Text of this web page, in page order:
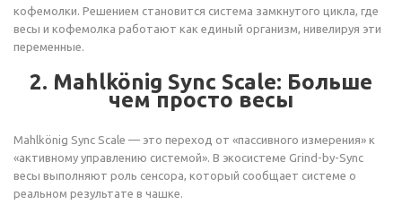
кофемолки. Решением становится система замкнутого цикла, где
весы и кофемолка работают как единый организм, нивелируя эти
переменные.
2. Mahlkönig Sync Scale: Больше
чем просто весы
Mahlkönig Sync Scale — это переход от «пассивного измерения» к
«активному управлению системой». В экосистеме Grind-by-Sync
весы выполняют роль сенсора, который сообщает системе о
реальном результате в чашке.